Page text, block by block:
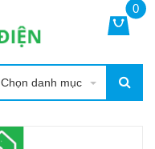
Chọn danh mục
0